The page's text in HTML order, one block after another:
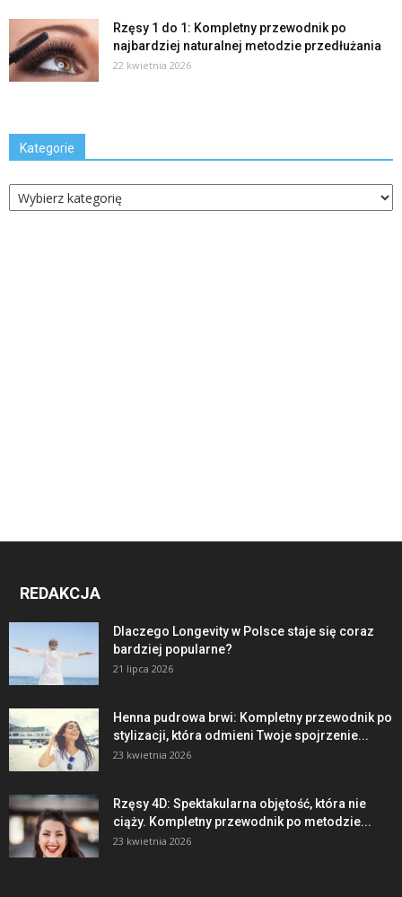
Rzęsy 1 do 1: Kompletny przewodnik po
najbardziej naturalnej metodzie przedłużania
22 kwietnia 2026
Kategorie
Kategorie
REDAKCJA
Dlaczego Longevity w Polsce staje się coraz
bardziej popularne?
21 lipca 2026
Henna pudrowa brwi: Kompletny przewodnik po
stylizacji, która odmieni Twoje spojrzenie...
23 kwietnia 2026
Rzęsy 4D: Spektakularna objętość, która nie
ciąży. Kompletny przewodnik po metodzie...
23 kwietnia 2026